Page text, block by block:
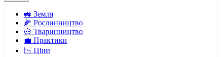
🚜 Земля
🌽 Рослинництво
🐽 Тваринництво
💼 Практики
📉 Ціни